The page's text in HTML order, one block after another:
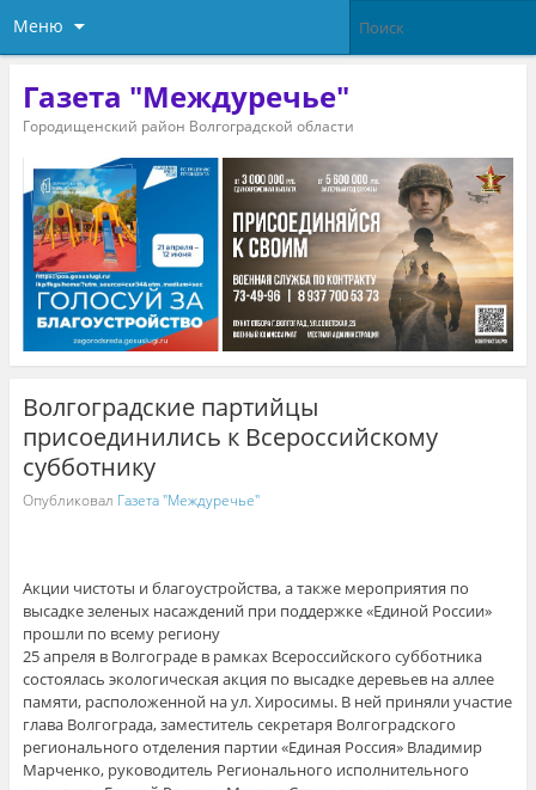
Меню
Газета "Междуречье"
Городищенский район Волгоградской области
Волгоградские партийцы
присоединились к Всероссийскому
субботнику
Опубликовал Газета "Междуречье"
Акции чистоты и благоустройства, а также мероприятия по
высадке зеленых насаждений при поддержке «Единой России»
прошли по всему региону
25 апреля в Волгограде в рамках Всероссийского субботника
состоялась экологическая акция по высадке деревьев на аллее
памяти, расположенной на ул. Хиросимы. В ней приняли участие
глава Волгограда, заместитель секретаря Волгоградского
регионального отделения партии «Единая Россия» Владимир
Марченко, руководитель Регионального исполнительного